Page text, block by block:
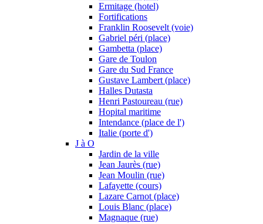
Ermitage (hotel)
Fortifications
Franklin Roosevelt (voie)
Gabriel péri (place)
Gambetta (place)
Gare de Toulon
Gare du Sud France
Gustave Lambert (place)
Halles Dutasta
Henri Pastoureau (rue)
Hopital maritime
Intendance (place de l')
Italie (porte d')
J à O
Jardin de la ville
Jean Jaurès (rue)
Jean Moulin (rue)
Lafayette (cours)
Lazare Carnot (place)
Louis Blanc (place)
Magnaque (rue)